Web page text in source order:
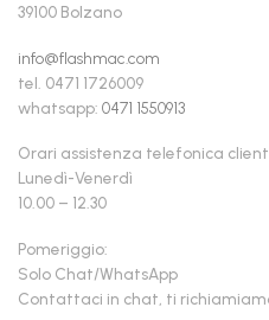
39100 Bolzano
info@flashmac.com
tel. 0471 1726009
whatsapp: 0471 1550913
Orari assistenza telefonica
Lunedì-Venerdì
10.00 – 12.30
Pomeriggio:
Solo Chat/WhatsApp
Contattaci in chat, ti